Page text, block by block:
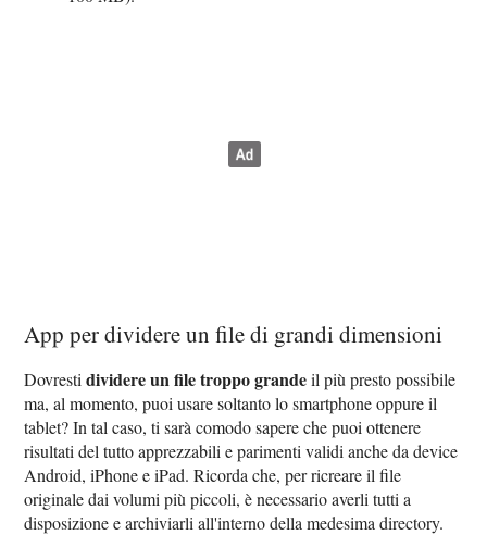
App per dividere un file di grandi dimensioni
Dovrestidividere un file troppo grandeil più presto possibile
ma, al momento, puoi usare soltanto lo smartphone oppure il
tablet? In tal caso, ti sarà comodo sapere che puoi ottenere
risultati del tutto apprezzabili e parimenti validi anche da device
Android, iPhone e iPad. Ricorda che, per ricreare il file
originale dai volumi più piccoli, è necessario averli tutti a
disposizione e archiviarli all'interno della medesima directory.